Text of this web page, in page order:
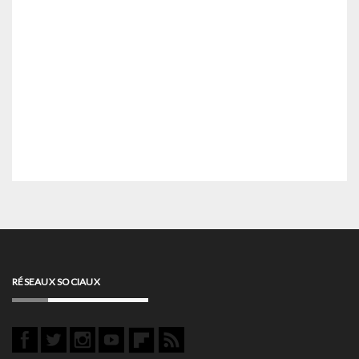
RÉSEAUX SOCIAUX